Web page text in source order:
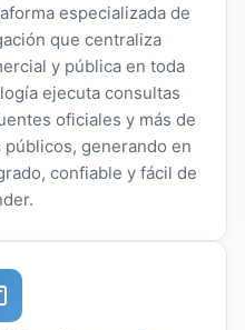
especializada de
que centraliza
y pública en toda
ejecuta consultas
oficiales y más de
generando en
confiable y fácil de